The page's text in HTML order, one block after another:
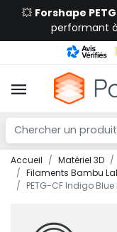
💥 Forshape
performant
Accueil Matériel 3D
Filaments Bambu
PETG-CF Indigo